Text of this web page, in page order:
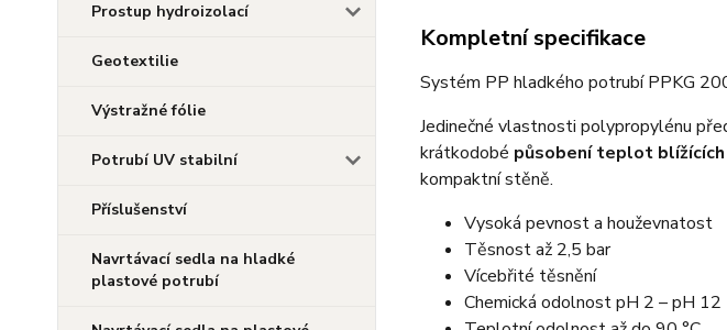
Prostup hydroizolací
Geotextilie
Výstražné fólie
Potrubí UV stabilní
Příslušenství
Navrtávací sedla na hladké
plastové potrubí
Kompletní specifikace
Systém PP hladkého potrubí PPKG
Jedinečné vlastnosti polypropylénu
krátkodobé působení teplot blížících
kompaktní stěně.
Vysoká pevnost a houževnatost
Těsnost až 2,5 bar
Vícebřité těsnění
Chemická odolnost pH 2 – pH 12